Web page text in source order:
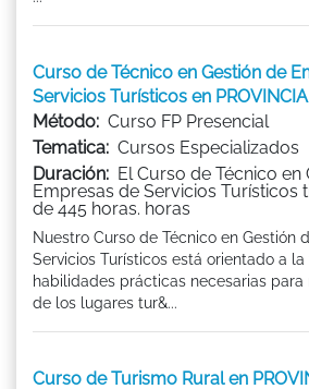
Curso de Técnico en Gestión de
Servicios Turísticos en
Método: Curso FP Presencial
Tematica: Cursos Especializados
Duración: El Curso de Técnico en
Empresas de Servicios Turísticos
de 445 horas. horas
Nuestro Curso de Técnico en Gestión
Servicios Turísticos está orientado a
habilidades prácticas necesarias para
de los lugares tur&...
Curso de Turismo Rural en